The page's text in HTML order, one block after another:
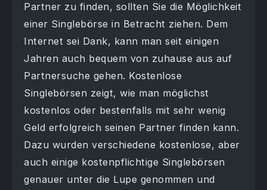
Partner zu finden, sollten Sie die Möglichkeit
einer Singlebörse in Betracht ziehen. Dem
Internet sei Dank, kann man seit einigen
Jahren auch bequem von zuhause aus auf
Partnersuche gehen. Kostenlose
Singlebörsen zeigt, wie man möglichst
kostenlos oder bestenfalls mit sehr wenig
Geld erfolgreich seinen Partner finden kann.
Dazu wurden verschiedene kostenlose, aber
auch einige kostenpflichtige Singlebörsen
genauer unter die Lupe genommen und